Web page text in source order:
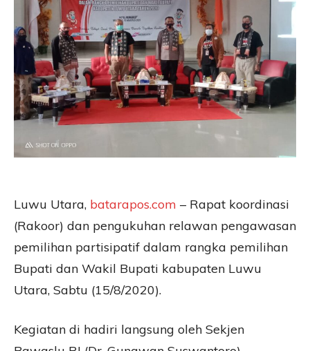
Luwu Utara, batarapos.com – Rapat koordinasi
(Rakoor) dan pengukuhan relawan pengawasan
pemilihan partisipatif dalam rangka pemilihan
Bupati dan Wakil Bupati kabupaten Luwu
Utara, Sabtu (15/8/2020).
Kegiatan di hadiri langsung oleh Sekjen